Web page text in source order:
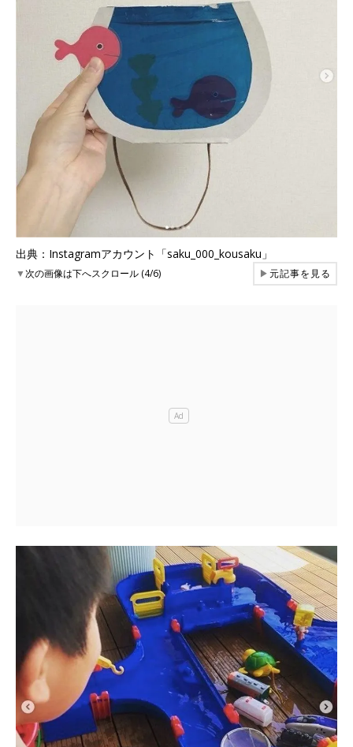
出典：Instagramアカウント「saku_000_kousaku」
▼次の画像は下へスクロール (4/6) ▶元記事を見る